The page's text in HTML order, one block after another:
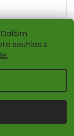
souhlas s
.